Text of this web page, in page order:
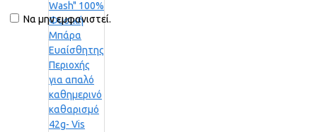
Να μην εμφανιστεί.